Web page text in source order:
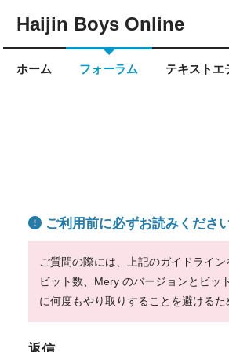
Haijin Boys Online
ホーム フォーラム テキストエ
ご利用前に必ずお読みくださ
ご質問の際には、上記のガイドライ
ビット数、Mery のバージョンとビッ
に何度もやり取りすることを避ける